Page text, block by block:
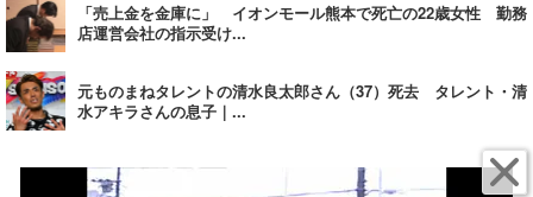
「売上金を金庫に」 イオンモール熊本で死亡の22歳女性 勤務
店運営会社の指示受け...
元ものまねタレントの清水良太郎さん（37）死去 タレント・清
水アキラさんの息子｜...